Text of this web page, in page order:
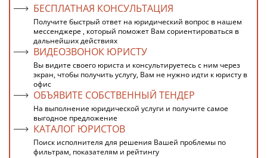
БЕСПЛАТНАЯ КОНСУЛЬТАЦИЯ
Получите быстрый ответ на юридический вопрос в нашем
мессенджере , который поможет Вам сориентироваться в
дальнейших действиях
ВИДЕОЗВОНОК ЮРИСТУ
Вы видите своего юриста и консультируетесь с ним через
экран, чтобы получить услугу, Вам не нужно идти к юристу в
офис
ОБЪЯВИТЕ СОБСТВЕННЫЙ ТЕНДЕР
На выполнение юридической услуги и получите самое
выгодное предложение
КАТАЛОГ ЮРИСТОВ
Поиск исполнителя для решения Вашей проблемы по
фильтрам, показателям и рейтингу